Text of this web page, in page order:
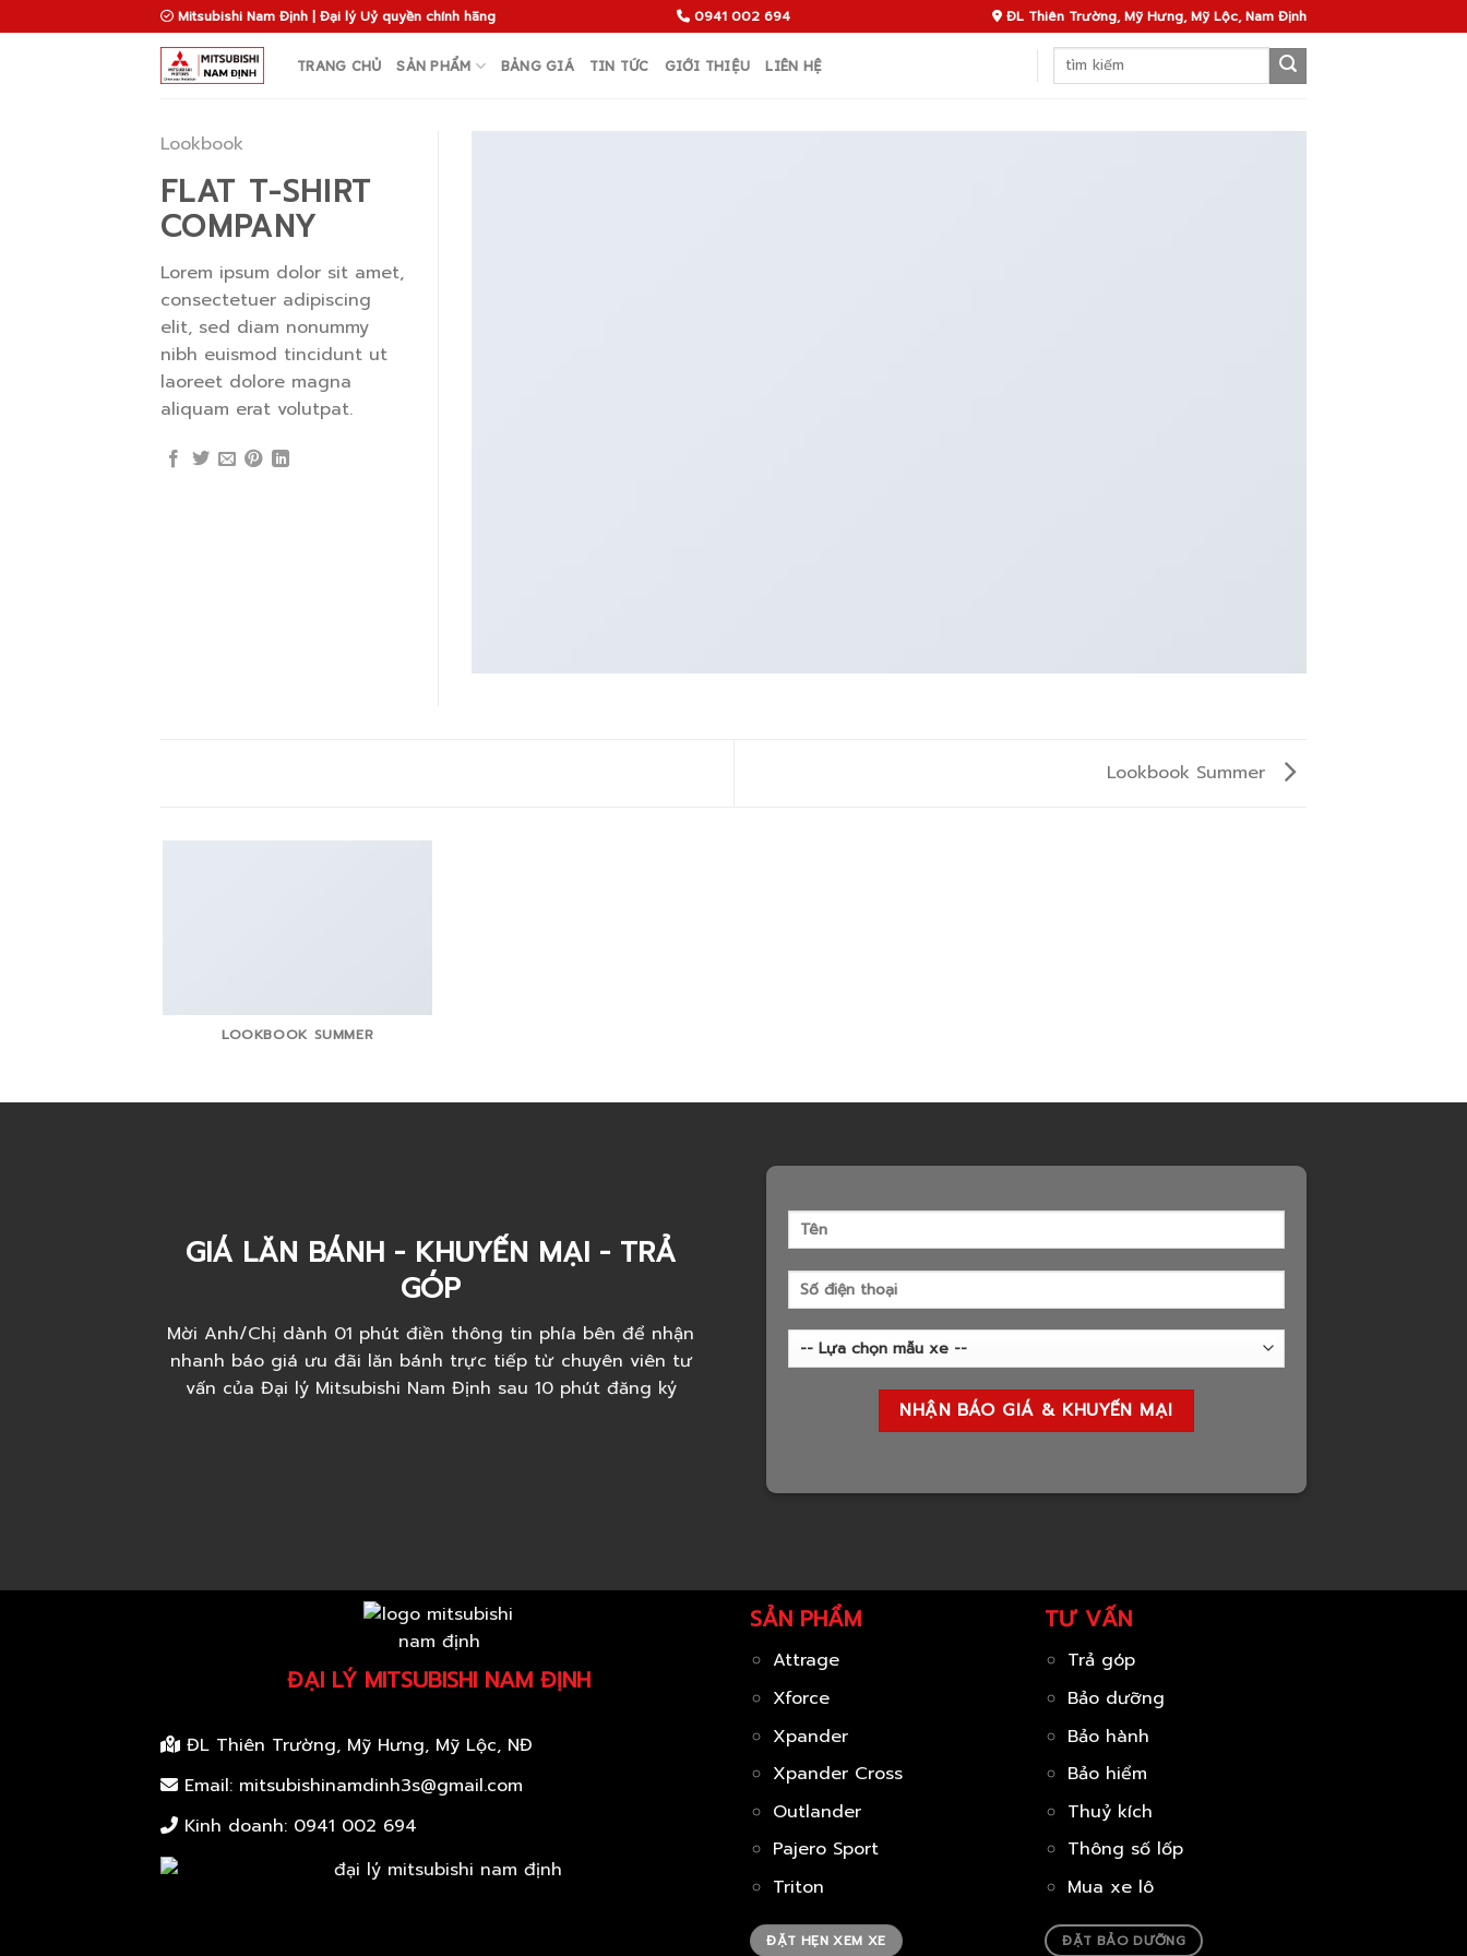
to
Mitsubishi Nam Định | Đại lý Uỷ quyền chính hãng 0941 002 694 ĐL Thiên Trường, Mỹ Hưng, Mỹ Lộc, Nam Định
TRANG CHỦ SẢN PHẨM BẢNG GIÁ TIN TỨC GIỚI THIỆU LIÊN HỆ
Search
Lookbook
FLAT T-SHIRT
COMPANY
Lorem ipsum dolor sit amet,
consectetuer adipiscing
elit, sed diam nonummy
nibh euismod tincidunt ut
laoreet dolore magna
aliquam erat volutpat.
Lookbook Summer
LOOKBOOK SUMMER
GIÁ LĂN BÁNH - KHUYẾN MẠI - TRẢ
GÓP
Mời Anh/Chị dành 01 phút điền thông tin phía bên để nhận
nhanh báo giá ưu đãi lăn bánh trực tiếp từ chuyên viên tư
vấn của Đại lý Mitsubishi Nam Định sau 10 phút đăng ký
ĐẠI LÝ MITSUBISHI NAM ĐỊNH
ĐL Thiên Trường, Mỹ Hưng, Mỹ Lộc, NĐ
Email: mitsubishinamdinh3s@gmail.com
Kinh doanh: 0941 002 694
SẢN PHẨM
Attrage
Xforce
Xpander
Xpander Cross
Outlander
Pajero Sport
Triton
ĐẶT HẸN XEM XE
TƯ VẤN
Trả góp
Bảo dưỡng
Bảo hành
Bảo hiểm
Thuỷ kích
Thông số lốp
Mua xe lô
ĐẶT BẢO DƯỠNG